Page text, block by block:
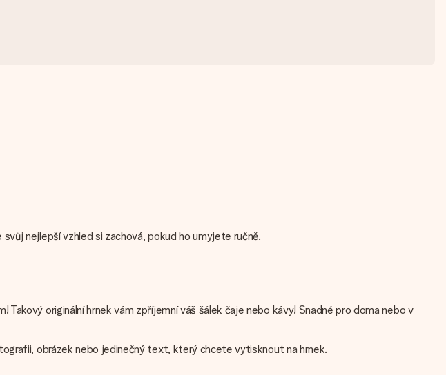
nejlepší vzhled si zachová, pokud ho umyjete ručně.
originální hrnek vám zpříjemní váš šálek čaje nebo kávy! Snadné pro doma nebo v
obrázek nebo jedinečný text, který chcete vytisknout na hrnek.